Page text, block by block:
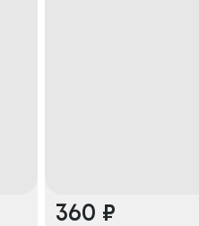
360 ₽